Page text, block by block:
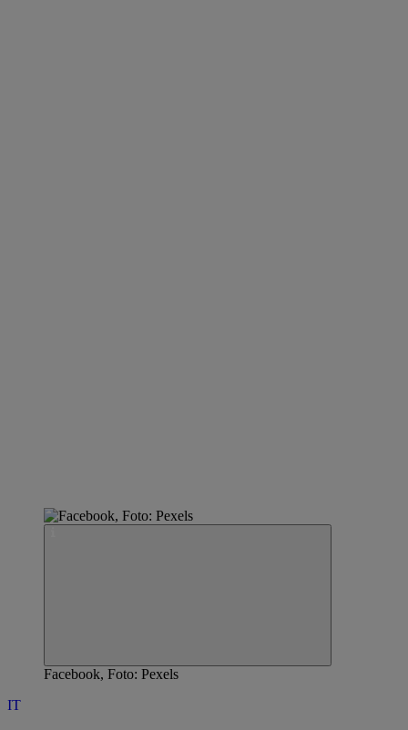
Facebook, Foto: Pexels
IT